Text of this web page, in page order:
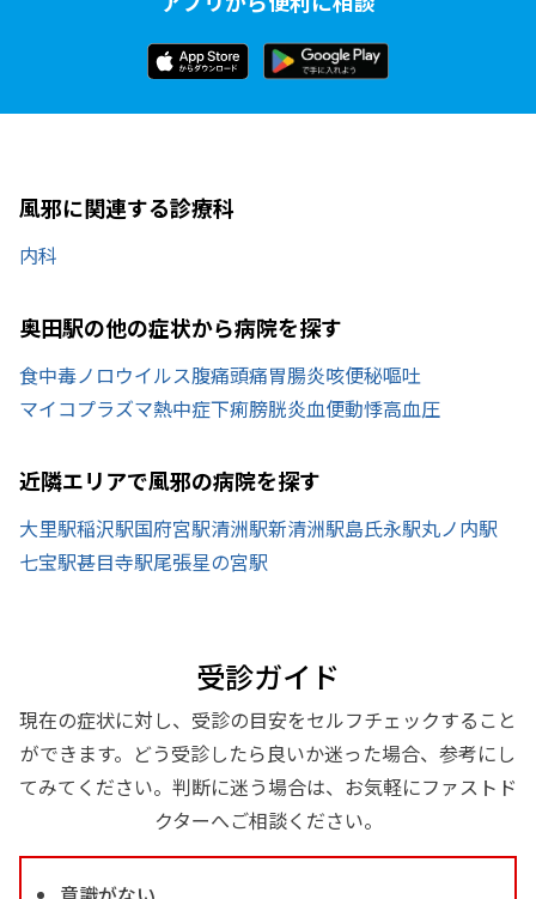
風邪に関連する診療科
内科
奥田駅の他の症状から病院を探す
食中毒ノロウイルス腹痛頭痛胃腸炎咳便秘嘔吐
マイコプラズマ熱中症下痢膀胱炎血便動悸高血圧
近隣エリアで風邪の病院を探す
大里駅稲沢駅国府宮駅清洲駅新清洲駅島氏永駅丸ノ内駅
七宝駅甚目寺駅尾張星の宮駅
受診ガイド
現在の症状に対し、受診の目安をセルフチェックすること
ができます。どう受診したら良いか迷った場合、参考にし
てみてください。判断に迷う場合は、お気軽にファストド
クターへご相談ください。